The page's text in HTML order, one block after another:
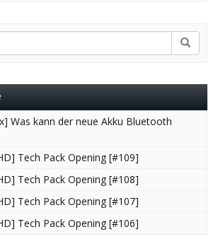
Was kann der neue Akku Bluetooth
Tech Pack Opening [#109]
Tech Pack Opening [#108]
Tech Pack Opening [#107]
Tech Pack Opening [#106]